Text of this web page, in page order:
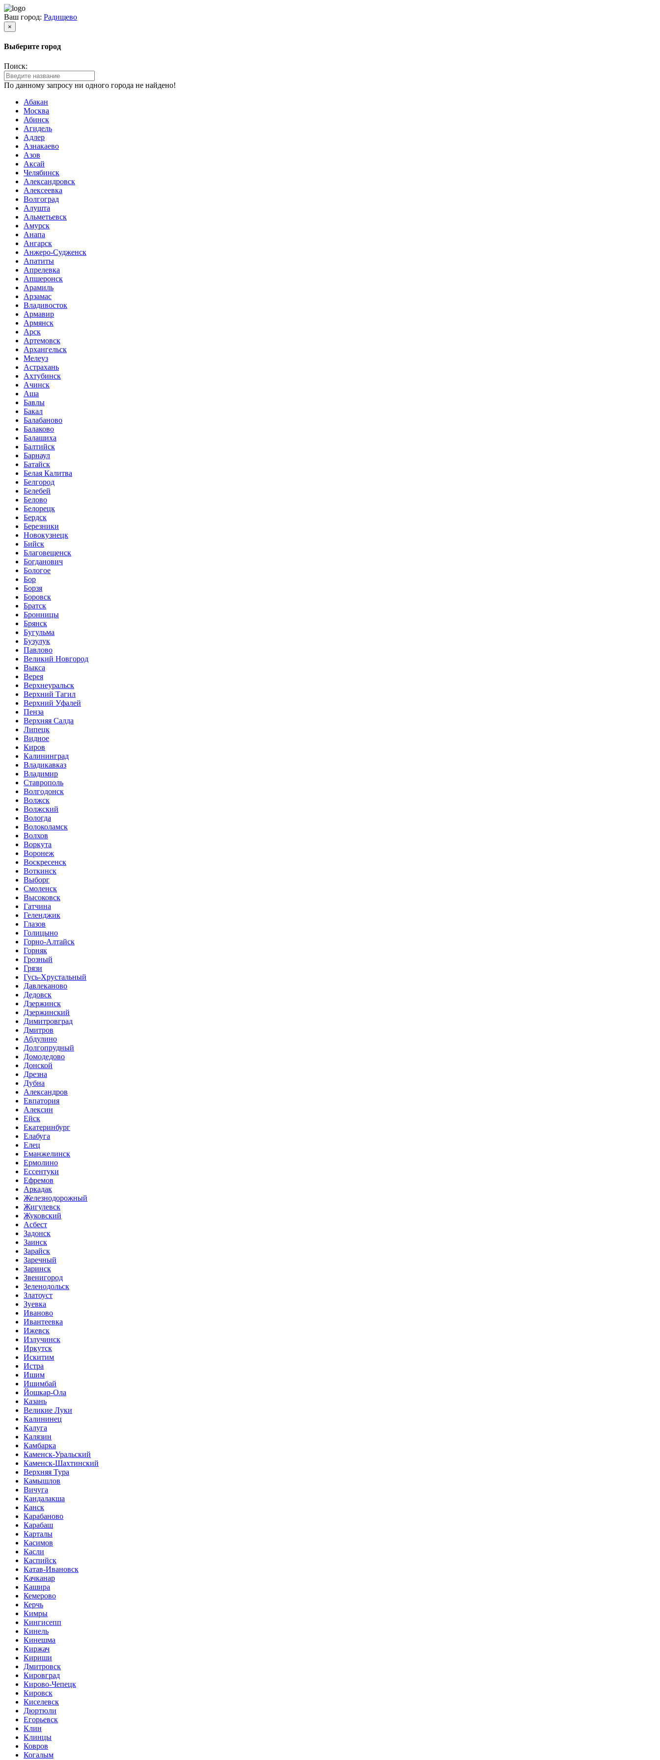
Ваш город: Радищево
×
Выберите город
Поиск:
По данному запросу ни одного города не найдено!
Абакан
Москва
Абинск
Агидель
Адлер
Азнакаево
Азов
Аксай
Челябинск
Александровск
Алексеевка
Волгоград
Алушта
Альметьевск
Амурск
Анапа
Ангарск
Анжеро-Судженск
Апатиты
Апрелевка
Апшеронск
Арамиль
Арзамас
Владивосток
Армавир
Армянск
Арск
Артемовск
Архангельск
Мелеуз
Астрахань
Ахтубинск
Ачинск
Аша
Бавлы
Бакал
Балабаново
Балаково
Балашиха
Балтийск
Барнаул
Батайск
Белая Калитва
Белгород
Белебей
Белово
Белорецк
Бердск
Березники
Новокузнецк
Бийск
Благовещенск
Богданович
Бологое
Бор
Борзя
Боровск
Братск
Бронницы
Брянск
Бугульма
Бузулук
Павлово
Великий Новгород
Выкса
Верея
Верхнеуральск
Верхний Тагил
Верхний Уфалей
Пенза
Верхняя Салда
Липецк
Видное
Киров
Калининград
Владикавказ
Владимир
Ставрополь
Волгодонск
Волжск
Волжский
Вологда
Волоколамск
Волхов
Воркута
Воронеж
Воскресенск
Воткинск
Выборг
Смоленск
Высоковск
Гатчина
Геленджик
Глазов
Голицыно
Горно-Алтайск
Горняк
Грозный
Грязи
Гусь-Хрустальный
Давлеканово
Дедовск
Дзержинск
Дзержинский
Димитровград
Дмитров
Абдулино
Долгопрудный
Домодедово
Донской
Дрезна
Дубна
Александров
Евпатория
Алексин
Ейск
Екатеринбург
Елабуга
Елец
Еманжелинск
Ермолино
Ессентуки
Ефремов
Аркадак
Железнодорожный
Жигулевск
Жуковский
Асбест
Задонск
Заинск
Зарайск
Заречный
Заринск
Звенигород
Зеленодольск
Златоуст
Зуевка
Иваново
Ивантеевка
Ижевск
Излучинск
Иркутск
Искитим
Истра
Ишим
Ишимбай
Йошкар-Ола
Казань
Великие Луки
Калининец
Калуга
Калязин
Камбарка
Каменск-Уральский
Каменск-Шахтинский
Верхняя Тура
Камышлов
Вичуга
Кандалакша
Канск
Карабаново
Карабаш
Карталы
Касимов
Касли
Каспийск
Катав-Ивановск
Качканар
Кашира
Кемерово
Керчь
Кимры
Кингисепп
Кинель
Кинешма
Киржач
Кириши
Дмитровск
Кировград
Кирово-Чепецк
Кировск
Киселевск
Дюртюли
Егорьевск
Клин
Клинцы
Ковров
Когалым